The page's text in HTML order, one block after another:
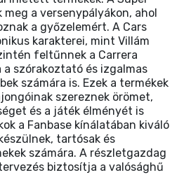
meg a versenypályákon, ahol
a győzelemért. A Cars
karakterei, mint Villám
feltűnnek a Carrera
szórakoztató és izgalmas
számára is. Ezek a termékek
szereznek örömet,
és a játék élményét is
a Fanbase kínálatában kiváló
tartósak és
számára. A részletgazdag
biztosítja a valósághű